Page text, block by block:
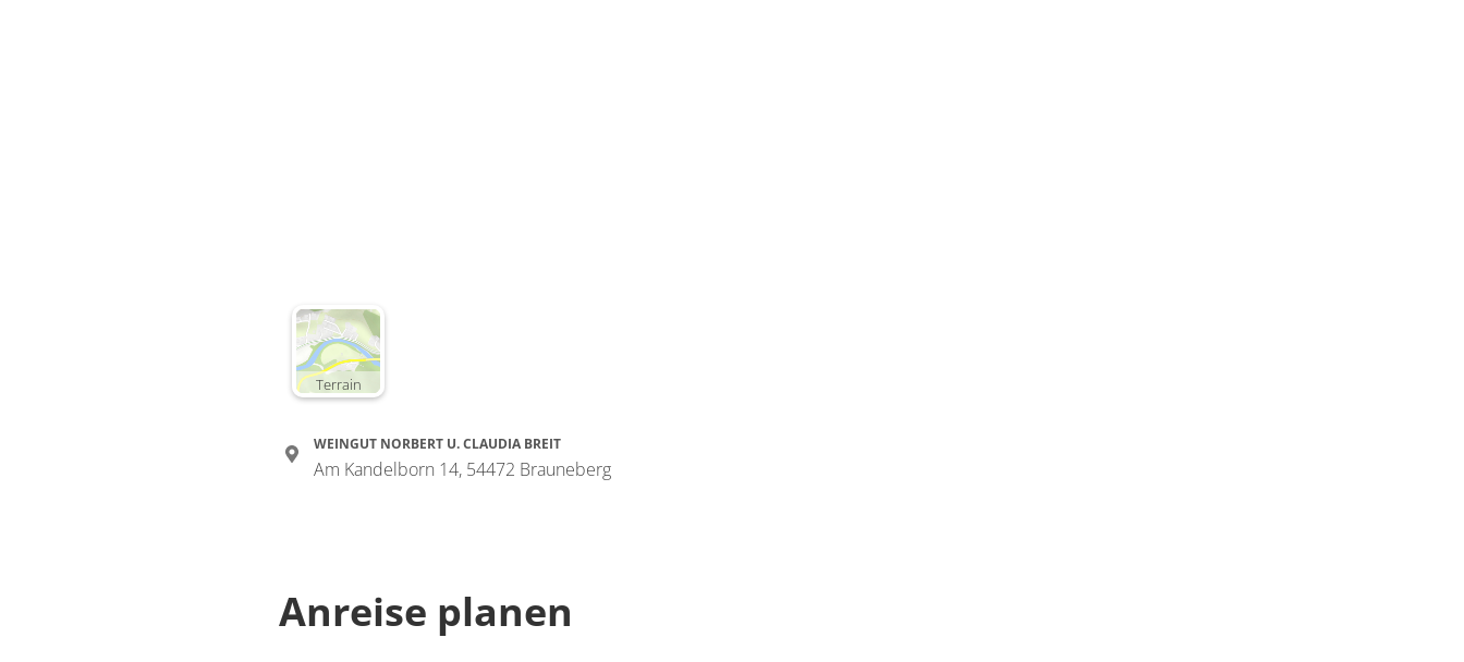
Terrain
WEINGUT NORBERT U. CLAUDIA BREIT
Am Kandelborn 14, 54472 Brauneberg
Anreise planen